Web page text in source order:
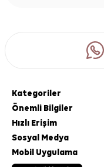
Kategoriler
Önemli Bilgiler
Hızlı Erişim
Sosyal Medya
Mobil Uygulama